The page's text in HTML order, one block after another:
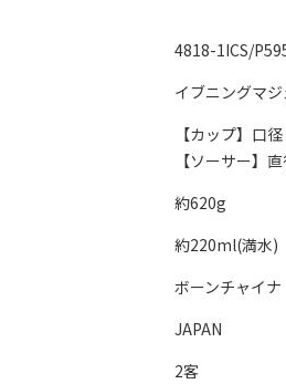
4818-1ICS/
イブニングマジ
【カップ】口
【ソーサー】
約620g
約220ml(満水)
ボーンチャイナ
JAPAN
2客